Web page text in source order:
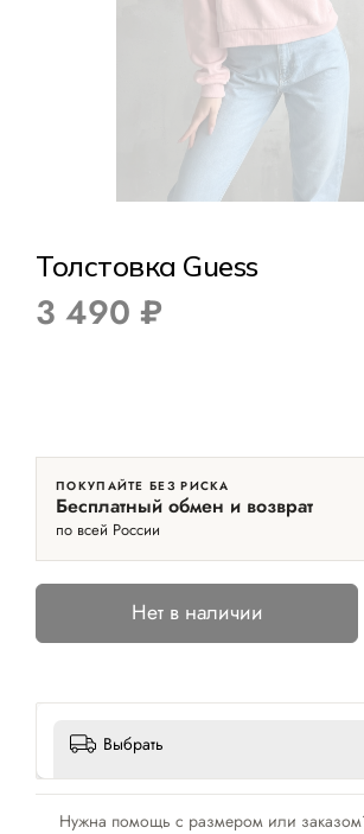
Толстовка Guess
3 490 ₽
ПОКУПАЙТЕ БЕЗ РИСКА
Бесплатный обмен и возврат
по всей России
Нет в наличии
Выбрать
Нужна помощь с размером или